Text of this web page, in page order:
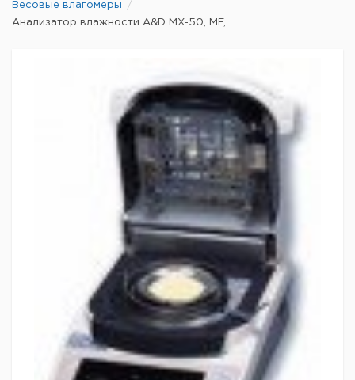
Весовые влагомеры
Анализатор влажности A&D MX-50, MF,...